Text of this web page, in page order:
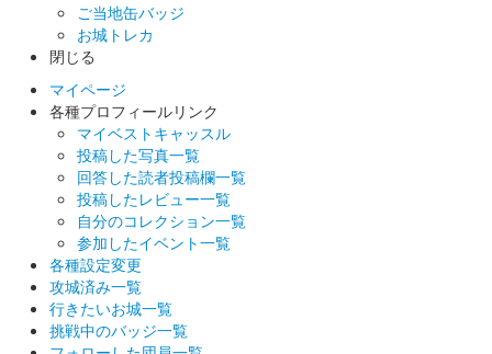
ご当地缶バッジ
お城トレカ
閉じる
マイページ
各種プロフィールリンク
マイベストキャッスル
投稿した写真一覧
回答した読者投稿欄一覧
投稿したレビュー一覧
自分のコレクション一覧
参加したイベント一覧
各種設定変更
攻城済み一覧
行きたいお城一覧
挑戦中のバッジ一覧